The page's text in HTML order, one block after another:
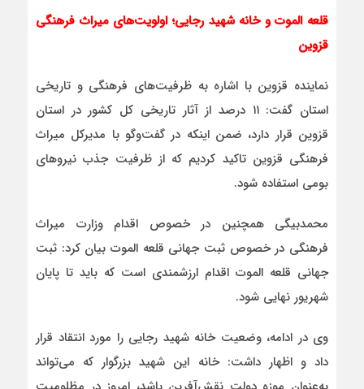
قلعه الموت و خانه شهید رجایی؛ اولویت‌های میراث فرهنگی
قزوین
نماینده قزوین با اشاره به ظرفیت‌های فرهنگی و تاریخی
استان گفت: ۱۱ درصد از آثار تاریخی کل کشور در استان
قزوین قرار دارد، ضمن اینکه در گفت‌وگو با مدیرکل میراث
فرهنگی قزوین تاکید کردیم که از ظرفیت جذب نیروهای
بومی استفاده شود.
محمدبیگی همچنین در خصوص اقدام وزارت میراث
فرهنگی در خصوص ثبت جهانی قلعه الموت بیان کرد: ثبت
جهانی قلعه الموت اقدام ارزشمندی است که باید تا پایان
شهریور نهایی شود.
وی در ادامه، وضعیت خانه شهید رجایی را مورد انتقاد قرار
داد و اظهار داشت: خانه این شهید بزرگوار که می‌تواند